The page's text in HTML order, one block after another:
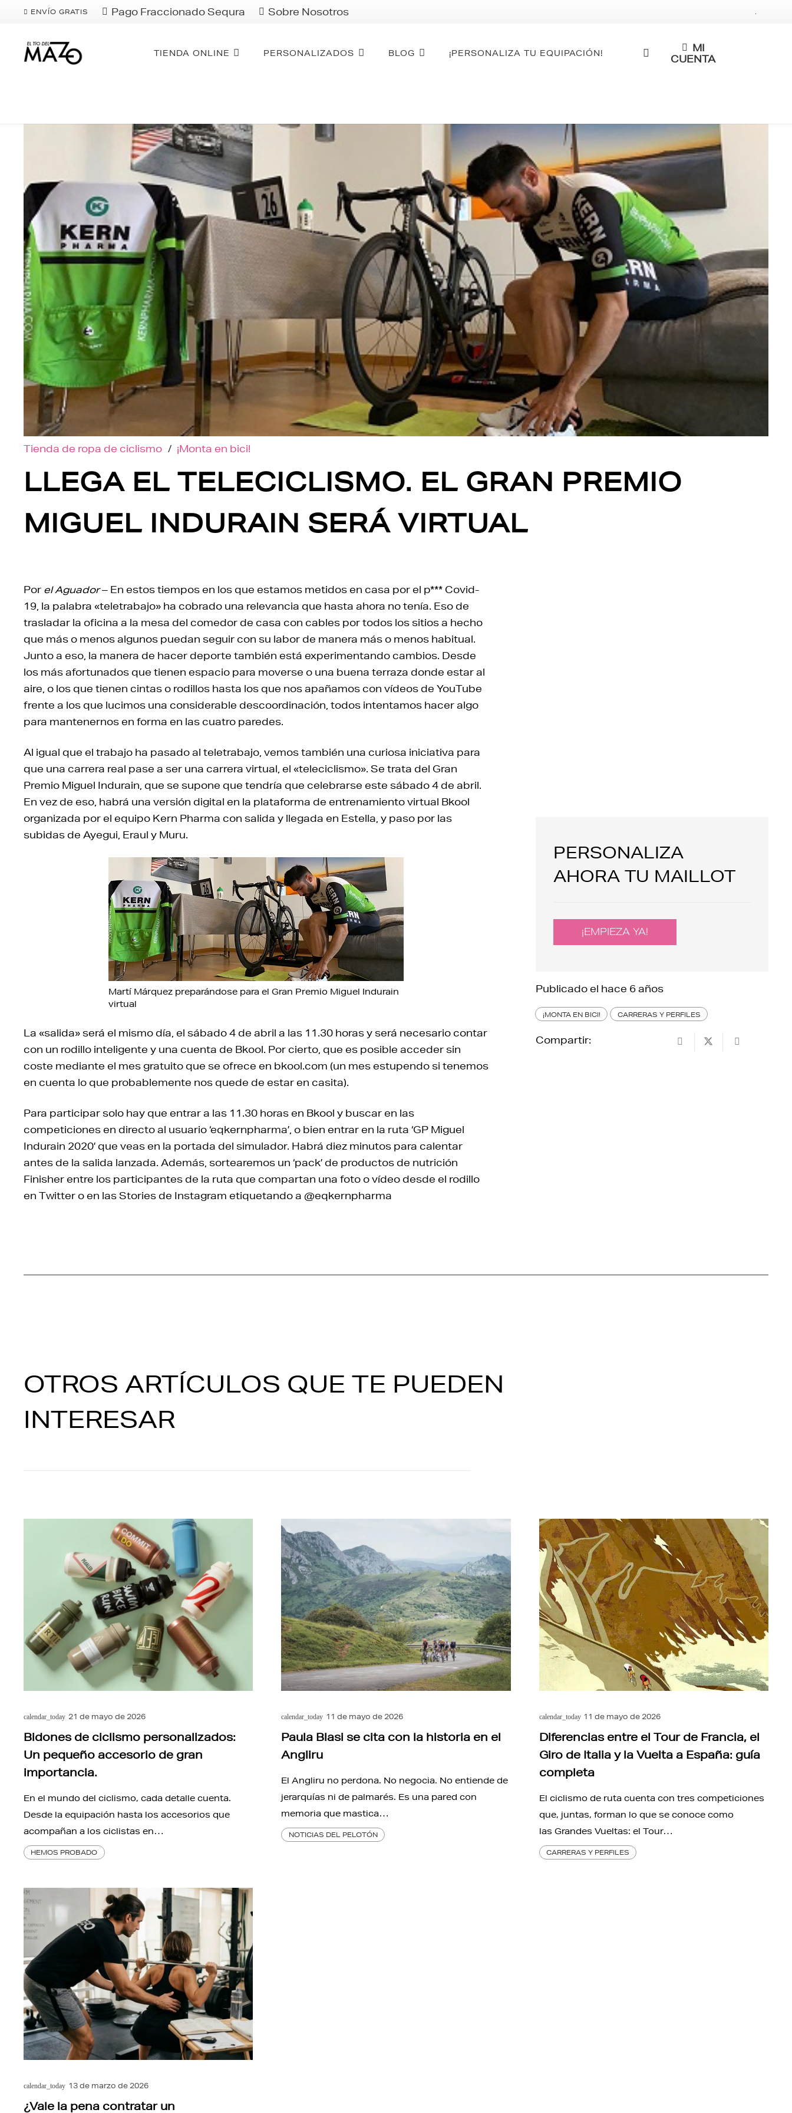
ENVÍO GRATIS Pago Fraccionado Sequra Sobre Nosotros .
TIENDA ONLINE PERSONALIZADOS BLOG ¡PERSONALIZA TU EQUIPACIÓN!
MI
CUENTA
Tienda de ropa de ciclismo / ¡Monta en bici!
LLEGA EL TELECICLISMO. EL GRAN PREMIO
MIGUEL INDURAIN SERÁ VIRTUAL
Por el Aguador– En estos tiempos en los que estamos metidos en casa por el p*** Covid-
19, la palabra «teletrabajo» ha cobrado una relevancia que hasta ahora no tenía. Eso de
trasladar la oficina a la mesa del comedor de casa con cables por todos los sitios a hecho
que más o menos algunos puedan seguir con su labor de manera más o menos habitual.
Junto a eso, la manera de hacer deporte también está experimentando cambios. Desde
los más afortunados que tienen espacio para moverse o una buena terraza donde estar al
aire, o los que tienen cintas o rodillos hasta los que nos apañamos con vídeos de YouTube
frente a los que lucimos una considerable descoordinación, todos intentamos hacer algo
para mantenernos en forma en las cuatro paredes.
Al igual que el trabajo ha pasado al teletrabajo, vemos también una curiosa iniciativa para
que una carrera real pase a ser una carrera virtual, el «teleciclismo». Se trata del Gran
Premio Miguel Indurain, que se supone que tendría que celebrarse este sábado 4 de abril.
En vez de eso, habrá una versión digital en la plataforma de entrenamiento virtual Bkool
organizada por el equipo Kern Pharma con salida y llegada en Estella, y paso por las
subidas de Ayegui, Eraul y Muru.
Martí Márquez preparándose para el Gran Premio Miguel Indurain
virtual
La «salida» será el mismo día, el sábado 4 de abril a las 11.30 horas y será necesario contar
con un rodillo inteligente y una cuenta de Bkool. Por cierto, que es posible acceder sin
coste mediante el mes gratuito que se ofrece en bkool.com (un mes estupendo si tenemos
en cuenta lo que probablemente nos quede de estar en casita).
Para participar solo hay que entrar a las 11.30 horas en Bkool y buscar en las
competiciones en directo al usuario ‘eqkernpharma’, o bien entrar en la ruta ‘GP Miguel
Indurain 2020’ que veas en la portada del simulador. Habrá diez minutos para calentar
antes de la salida lanzada. Además, sortearemos un ‘pack’ de productos de nutrición
Finisher entre los participantes de la ruta que compartan una foto o vídeo desde el rodillo
en Twitter o en las Stories de Instagram etiquetando a @eqkernpharma
PERSONALIZA
AHORA TU MAILLOT
¡EMPIEZA YA!
Publicado el hace 6 años
¡MONTA EN BICI! CARRERAS Y PERFILES
Compartir:
OTROS ARTÍCULOS QUE TE PUEDEN
INTERESAR
calendar_today 21 de mayo de 2026
Bidones de ciclismo personalizados:
Un pequeño accesorio de gran
importancia.
En el mundo del ciclismo, cada detalle cuenta.
Desde la equipación hasta los accesorios que
acompañan a los ciclistas en…
HEMOS PROBADO
calendar_today 11 de mayo de 2026
Paula Blasi se cita con la historia en el
Angliru
El Angliru no perdona. No negocia. No entiende de
jerarquías ni de palmarés. Es una pared con
memoria que mastica…
NOTICIAS DEL PELOTÓN
calendar_today 11 de mayo de 2026
Diferencias entre el Tour de Francia, el
Giro de Italia y la Vuelta a España: guía
completa
El ciclismo de ruta cuenta con tres competiciones
que, juntas, forman lo que se conoce como
las Grandes Vueltas: el Tour…
CARRERAS Y PERFILES
calendar_today 13 de marzo de 2026
¿Vale la pena contratar un